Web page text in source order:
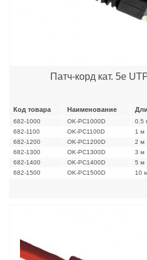
Патч-корд кат. 5е
Код товара Наименование
682-1000 OK-PC1000D
0.5
682-1100
OK-PC1100D
1 м
682-1200
OK-PC1200D
2 м
682-1300
OK-PC1300D
3 м
682-1400
OK-PC1400D
5 м
682-1500
OK-PC1500D 10